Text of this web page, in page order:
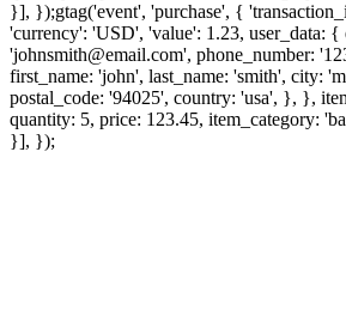
}], });gtag('event', 'purchase', {
'currency': 'USD', 'value': 1.23, user_data: {
'johnsmith@email.com', phone_number:
first_name: 'john', last_name: 'smith', city:
postal_code: '94025', country: 'usa', }, },
quantity: 5, price: 123.45, item_category:
}], });